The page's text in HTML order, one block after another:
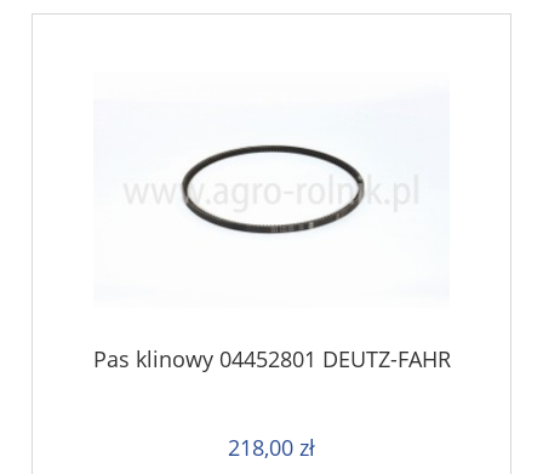
Pas klinowy 04452801 DEUTZ-FAHR
218,00 zł